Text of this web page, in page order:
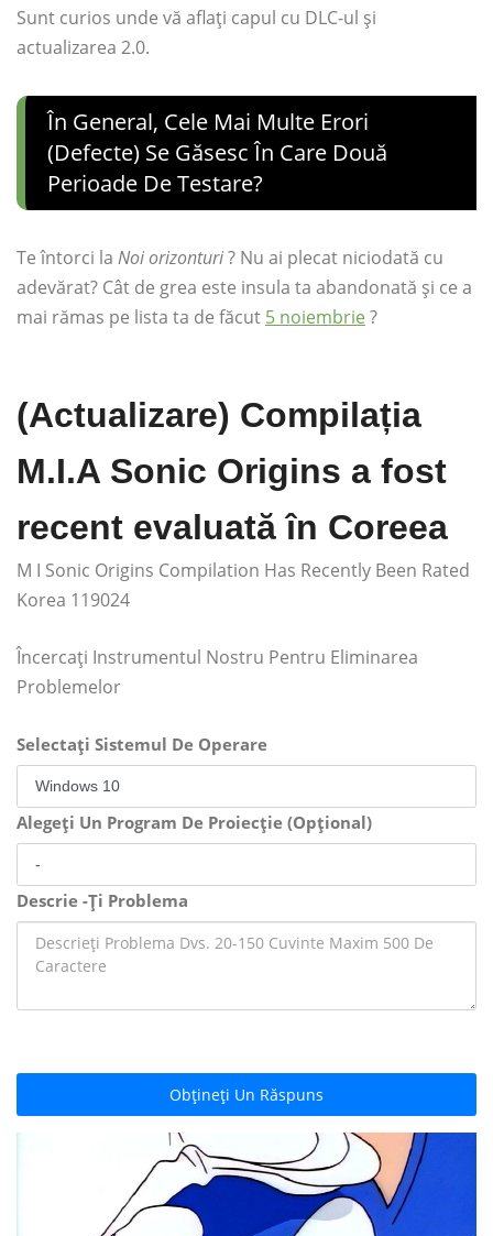
Sunt curios unde vă aflați capul cu DLC-ul și
actualizarea 2.0.
În General, Cele Mai Multe Erori
(defecte) Se Găsesc În Care Două
Perioade De Testare?
Te întorci la Noi orizonturi? Nu ai plecat niciodată cu
adevărat? Cât de grea este insula ta abandonată și ce a
mai rămas pe lista ta de făcut 5 noiembrie ?
(Actualizare) Compilația
M.I.A Sonic Origins a fost
recent evaluată în Coreea
M I Sonic Origins Compilation Has Recently Been Rated
Korea 119024
Încercați Instrumentul Nostru Pentru Eliminarea
Problemelor
Selectați Sistemul De Operare
Alegeți Un Program De Proiecție (Opțional)
Descrie -Ți Problema
Obțineți Un Răspuns